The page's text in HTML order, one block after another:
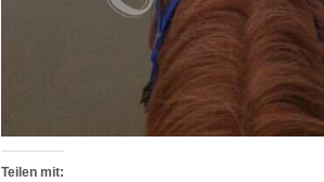
Teilen mit: